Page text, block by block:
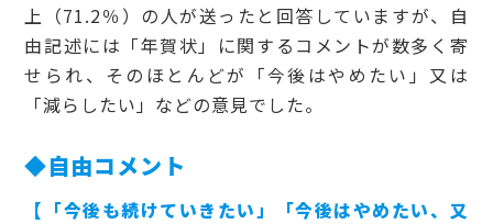
上（71.2％）の人が送ったと回答していますが、自
由記述には「年賀状」に関するコメントが数多く寄
せられ、そのほとんどが「今後はやめたい」又は
「減らしたい」などの意見でした。
◆自由コメント
【「今後も続けていきたい」「今後はやめたい、又